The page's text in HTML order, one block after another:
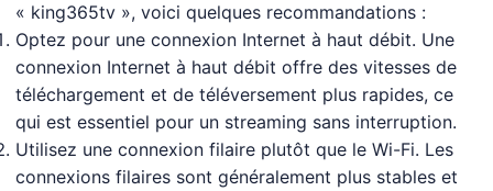
« king365tv », voici quelques recommandations :
Optez pour une connexion Internet à haut débit. Une
connexion Internet à haut débit offre des vitesses de
téléchargement et de téléversement plus rapides, ce
qui est essentiel pour un streaming sans interruption.
Utilisez une connexion filaire plutôt que le Wi-Fi. Les
connexions filaires sont généralement plus stables et